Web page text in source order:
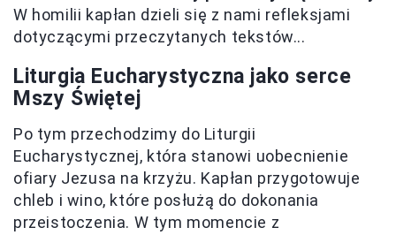
W homilii kapłan dzieli się z nami refleksjami
dotyczącymi przeczytanych tekstów...
Liturgia Eucharystyczna jako serce
Mszy Świętej
Po tym przechodzimy do Liturgii
Eucharystycznej, która stanowi uobecnienie
ofiary Jezusa na krzyżu. Kapłan przygotowuje
chleb i wino, które posłużą do dokonania
przeistoczenia. W tym momencie z